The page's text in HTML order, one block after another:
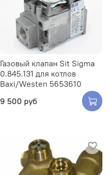
Газовый клапан Sit Sigma
0.845.131 для котлов
Baxi/Westen 5653610
9 500 руб